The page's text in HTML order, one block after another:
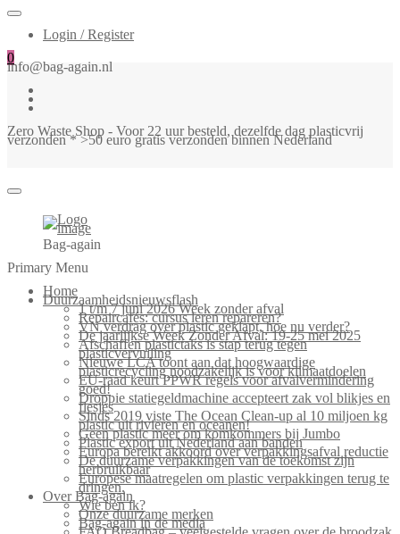
Login / Register
0
info@bag-again.nl
Zero Waste Shop - Voor 22 uur besteld, dezelfde dag plasticvrij
verzonden * >50 euro gratis verzonden binnen Nederland
Bag-again
Primary Menu
Home
Duurzaamheidsnieuwsflash
1 t/m 7 juni 2026 Week zonder afval
Repaircafés: cursus leren repareren?
VN verdrag over plastic geklapt, hoe nu verder?
De jaarlijkse Week Zonder Afval: 19-25 mei 2025
Afschaffen plastictaks is stap terug tegen
plasticvervuiling
Nieuwe LCA toont aan dat hoogwaardige
plasticrecycling noodzakelijk is voor klimaatdoelen
EU-raad keurt PPWR regels voor afvalvermindering
goed!
Droppie statiegeldmachine accepteert zak vol blikjes en
flesjes
Sinds 2019 viste The Ocean Clean-up al 10 miljoen kg
plastic uit rivieren en oceanen!
Geen plastic meer om komkommers bij Jumbo
Plastic export uit Nederland aan banden
Europa bereikt akkoord over verpakkingsafval reductie
De duurzame verpakkingen van de toekomst zijn
herbruikbaar
Europese maatregelen om plastic verpakkingen terug te
dringen.
Over Bag-again
Wie ben ik?
Onze duurzame merken
Bag-again in de media